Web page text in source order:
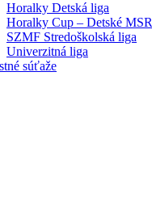
Horalky Detská liga
Horalky Cup – Detské MSR
SZMF Stredoškolská liga
Univerzitná liga
súťaže